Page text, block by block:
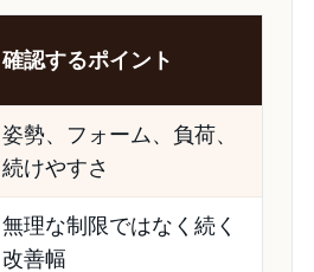
確認するポイント
姿勢、フォーム、負荷、
続けやすさ
無理な制限ではなく続く
改善幅